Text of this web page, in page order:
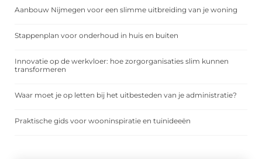
Aanbouw Nijmegen voor een slimme uitbreiding van je woning
Stappenplan voor onderhoud in huis en buiten
Innovatie op de werkvloer: hoe zorgorganisaties slim kunnen
transformeren
Waar moet je op letten bij het uitbesteden van je administratie?
Praktische gids voor wooninspiratie en tuinideeën